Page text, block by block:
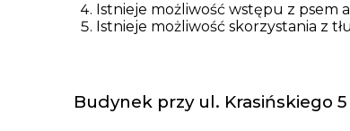
Istnieje możliwość wstępu z psem
Istnieje możliwość skorzystania z
Budynek przy ul. Krasińskiego 5